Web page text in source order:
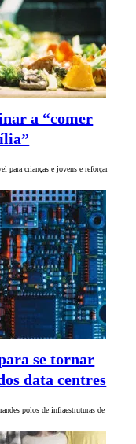
a “comer
para crianças e jovens e reforçar
se tornar
data centres
polos de infraestruturas de